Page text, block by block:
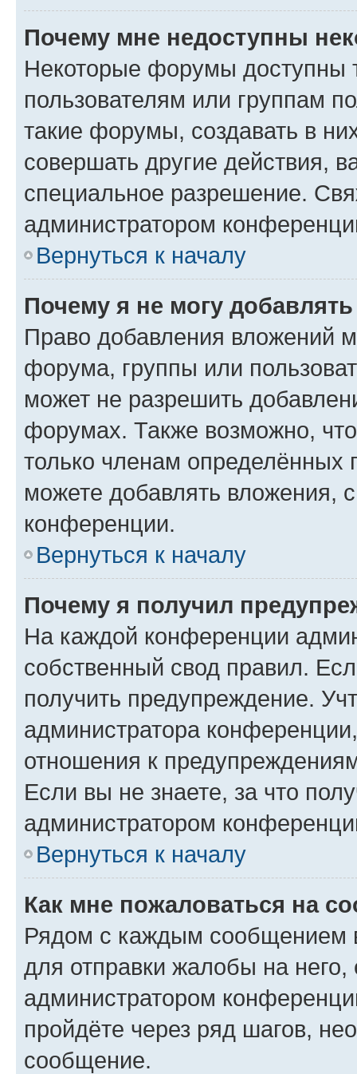
Почему мне недоступны
Некоторые форумы доступны
пользователям или группам
такие форумы, создавать в
совершать другие действия,
специальное разрешение.
администратором
Вернуться к началу
Почему я не могу
Право добавления вложений
форума, группы или
может не разрешить
форумах. Также возможно,
только членам определённых
можете добавлять вложения,
конференции.
Вернуться к началу
Почему я получил
На каждой конференции
собственный свод правил.
получить предупреждение.
администратора
отношения к
Если вы не знаете, за что
администратором
Вернуться к началу
Как мне пожаловаться на
Рядом с каждым сообщением
для отправки жалобы на
администратором
пройдёте через ряд шагов,
сообщение.